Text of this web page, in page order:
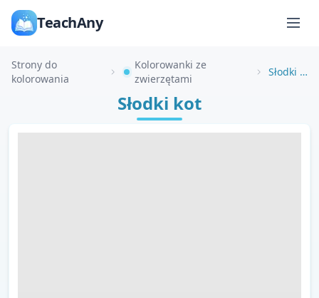
TeachAny
Strony do
kolorowania
Kolorowanki ze
zwierzętami
Słodki kot
Słodki kot